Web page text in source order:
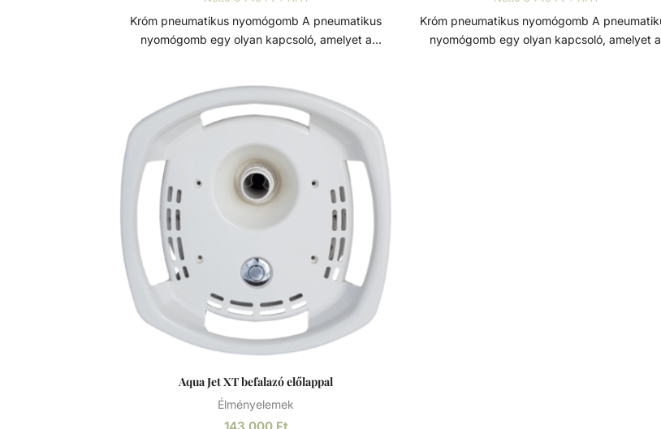
Króm pneumatikus nyomógomb A pneumatikus
nyomógomb egy olyan kapcsoló, amelyet a
megnyomva a levegőnyomás változik, és ez
aktivál egy folyamatot, mechanizmust vagy
vezérlőrendszert. A króm bevonat ellenállóvá teszi
az eszközt a korrózióval, kopással és egyéb külső
behatásokkal szemben.
Króm pneumatikus nyomógomb A pneumatikus
nyomógomb egy olyan kapcsoló, amelyet a
Aqua Jet XT befalazó előlappal
Élményelemek